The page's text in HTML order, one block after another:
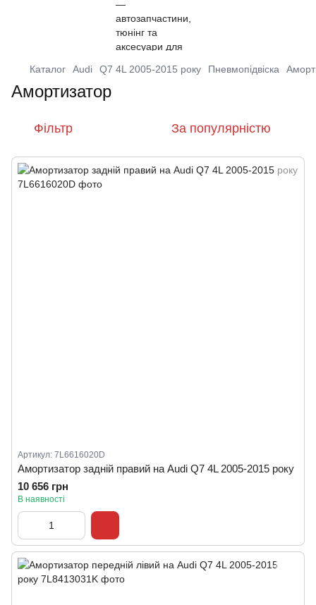
Каталог Audi Q7 4L 2005-2015 року Пневмопідвіска
Амортизатор
Фільтр За популярністю
Артикул: 7L6616020D
Амортизатор задній правий на Audi Q7 4L 2005-2015 року
10 656 грн
В наявності